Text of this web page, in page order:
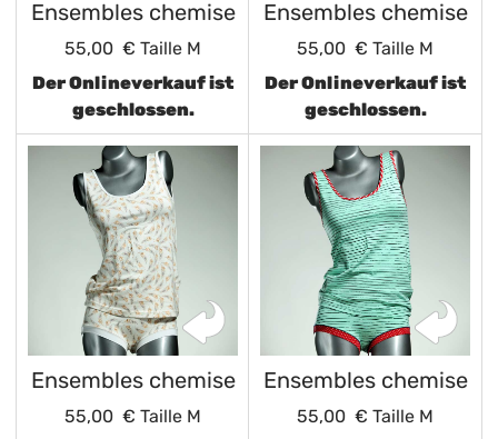
Ensembles chemise
55,00 € Taille M
Der Onlineverkauf ist
geschlossen.
Ensembles chemise
55,00 € Taille M
Der Onlineverkauf ist
geschlossen.
Ensembles chemise
55,00 € Taille M
Ensembles chemise
55,00 € Taille M